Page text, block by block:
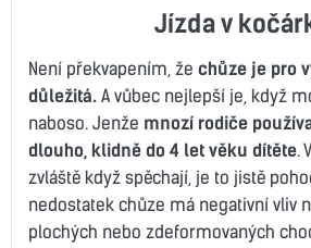
Jízda v
Není překvapením, že chůze je pro
důležitá. A vůbec nejlepší je, když
naboso. Jenže mnozí rodiče
dlouho, klidně do 4 let věku dítěte.
zvláště když spěchají, je to jistě
nedostatek chůze má negativní vliv
plochých nebo zdeformovaných